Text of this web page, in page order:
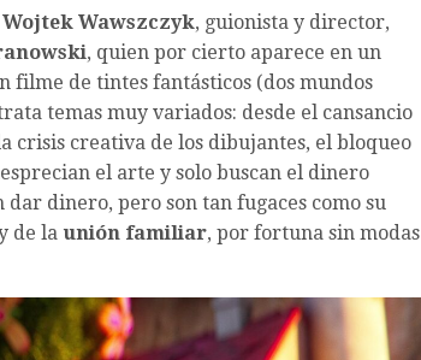
Wojtek Wawszczyk, guionista y director,
, quien por cierto aparece en un
filme de tintes fantásticos (dos mundos
temas muy variados: desde el cansancio
crisis creativa de los dibujantes, el bloqueo
el arte y solo buscan el dinero
dinero, pero son tan fugaces como su
de la unión familiar, por fortuna sin modas